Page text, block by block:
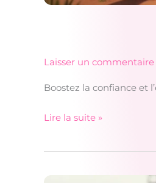
Laisser un commentaire
Boostez la confiance et
Like
Lire la suite »